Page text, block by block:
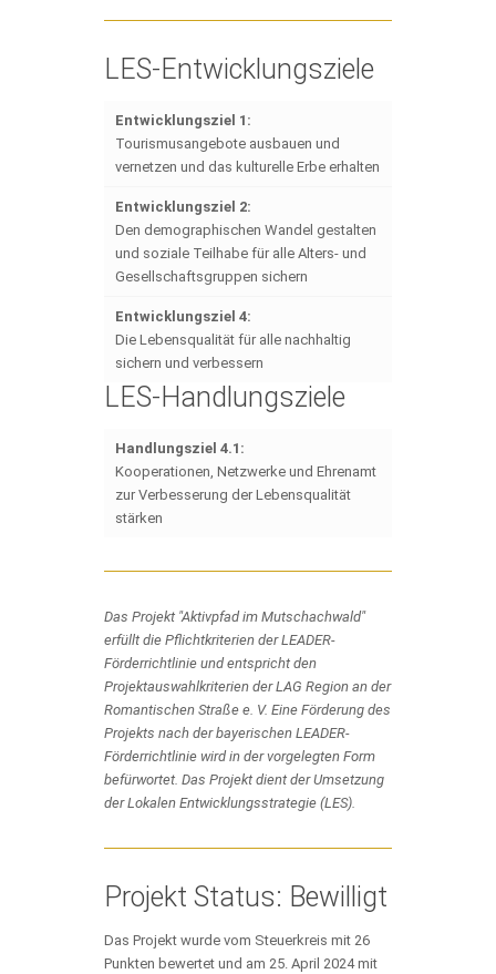
LES-Entwicklungsziele
Entwicklungsziel 1:
Tourismusangebote ausbauen und
vernetzen und das kulturelle Erbe erhalten
Entwicklungsziel 2:
Den demographischen Wandel gestalten
und soziale Teilhabe für alle Alters- und
Gesellschaftsgruppen sichern
Entwicklungsziel 4:
Die Lebensqualität für alle nachhaltig
sichern und verbessern
LES-Handlungsziele
Handlungsziel 4.1:
Kooperationen, Netzwerke und Ehrenamt
zur Verbesserung der Lebensqualität
stärken
Das Projekt "Aktivpfad im Mutschachwald"
erfüllt die Pflichtkriterien der LEADER-
Förderrichtlinie und entspricht den
Projektauswahlkriterien der LAG Region an der
Romantischen Straße e. V. Eine Förderung des
Projekts nach der bayerischen LEADER-
Förderrichtlinie wird in der vorgelegten Form
befürwortet. Das Projekt dient der Umsetzung
der Lokalen Entwicklungsstrategie (LES).
Projekt Status: Bewilligt
Das Projekt wurde vom Steuerkreis mit 26
Punkten bewertet und am 25. April 2024 mit